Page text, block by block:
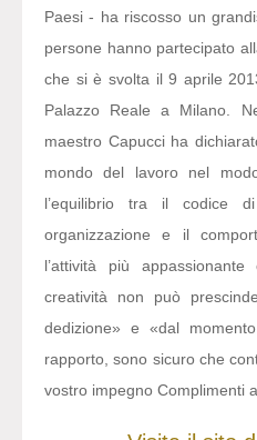
Paesi - ha riscosso un
persone hanno partecipato
che si è svolta il 9 aprile
Palazzo Reale a Milano.
maestro Capucci ha
mondo del lavoro nel
l’equilibrio tra il codice
organizzazione e il
l’attività più
creatività non può
dedizione» e «dal
rapporto, sono sicuro che
vostro impegno Complimenti